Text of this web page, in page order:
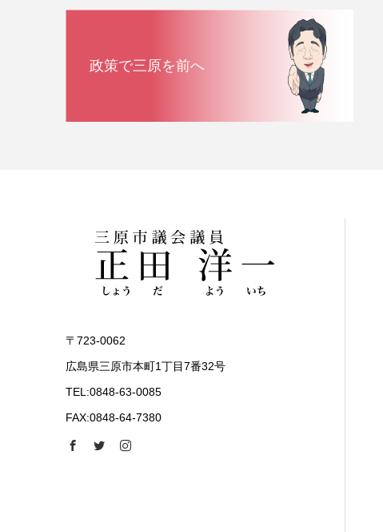
政策で三原を前へ
〒723-0062
広島県三原市本町1丁目7番32号
TEL:0848-63-0085
FAX:0848-64-7380